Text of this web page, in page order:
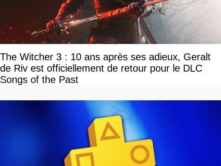
The Witcher 3 : 10 ans après ses adieux, Geralt
de Riv est officiellement de retour pour le DLC
Songs of the Past